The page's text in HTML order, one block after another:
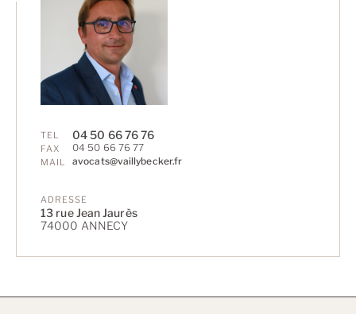
TEL 04 50 66 76 76
FAX 04 50 66 76 77
MAIL avocats@vaillybecker.fr
ADRESSE
13 rue Jean Jaurès
74000 ANNECY